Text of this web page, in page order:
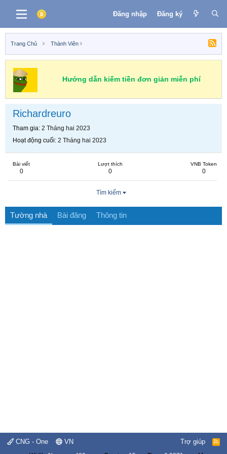
Đăng nhập Đăng ký
Trang Chủ Thành Viên
Hướng dẫn kiếm tiền đơn giản miễn phí
Richardreuro
Tham gia 2 Tháng hai 2023
Hoạt động cuối 2 Tháng hai 2023
Bài viết
0
Lượt thích
0
VNB Token
0
Tìm kiếm
Tường nhà Bài đăng Thông tin
CNG - One VN Trợ giúp
R